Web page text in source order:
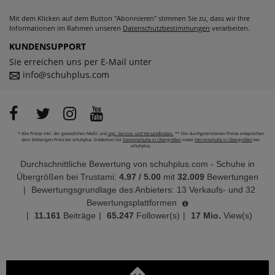
Mit dem Klicken auf dem Button "Abonnieren" stimmen Sie zu, dass wir Ihre
Informationen im Rahmen unseren Datenschutzbestimmungen verarbeiten.
KUNDENSUPPORT
Sie erreichen uns per E-Mail unter
info@schuhplus.com
* Alle Preise inkl. der gesetzlichen MwSt. und zzgl. Service- und Versandkosten.** Die durchgestrichenen Preise entsprechen
dem bisherigen Preis bei schuhplus. Entdecken Sie Damenschuhe in Übergrößen sowie Herrenschuhe in Übergrößen bei
schuhplus.
Durchschnittliche Bewertung von schuhplus.com - Schuhe in
Übergrößen bei Trustami: 4.97 / 5.00 mit 32.009 Bewertungen
|
Bewertungsgrundlage des Anbieters: 13 Verkaufs- und 32
Bewertungsplattformen
|
11.161 Beiträge | 65.247 Follower(s) | 17 Mio. View(s)